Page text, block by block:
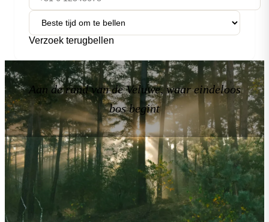
Verzoek terugbellen
Aan de rand van de Veluwe, waar eindeloos
bos begint